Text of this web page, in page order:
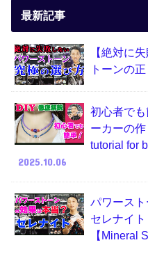
最新記事
【絶対に
トーンの
初心者で
ーカーの
tutorial for
2025.10.06
パワース
セレナイ
【Mineral